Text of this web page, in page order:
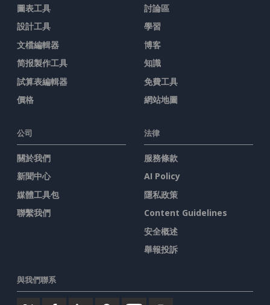
圖表工具
設計工具
文檔編輯器
简报製作工具
試算表編輯器
價格
討論區
學習
博客
知識
免費工具
網站地圖
公司
關於我們
新聞中心
媒體工具包
聯繫我們
法律
服務條款
AI Policy
隱私政策
Content Guidelines
安全概述
舉報投訴
與我們聯系